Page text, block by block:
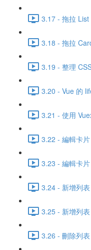
3.17 - 拖拉
3.18 - 拖拉
3.19 - 整理
3.20 - Vue 的
3.21 - 使用
3.22 - 編輯卡
3.23 - 編輯卡
3.24 - 新增列
3.25 - 新增列
3.26 - 刪除列